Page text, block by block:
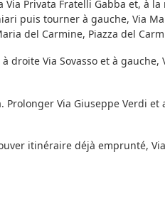
Privata Fratelli Gabba et, à
puis tourner à gauche, Via
del Carmine, Piazza del
Via Sovasso et à gauche,
Via Giuseppe Verdi et
itinéraire déjà emprunté,